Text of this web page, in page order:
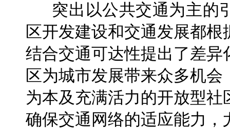
突出以公共交通为主的
区开发建设和交通发展都
结合交通可达性提出了差
区为城市发展带来众多机
为本及充满活力的开放型
确保交通网络的适应能力